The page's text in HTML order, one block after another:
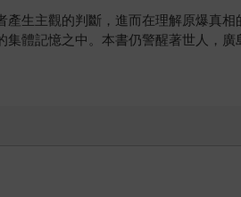
生主觀的判斷，進而在理解原爆真
體記憶之中。本書仍警醒著世人，